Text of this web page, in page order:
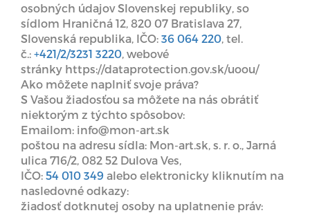
osobných údajov Slovenskej republiky, so
sídlom Hraničná 12, 820 07 Bratislava 27,
Slovenská republika, IČO: 36 064 220, tel.
č.: +421/2/3231 3220, webové
stránky https://dataprotection.gov.sk/uoou/
Ako môžete naplniť svoje práva?
S Vašou žiadosťou sa môžete na nás obrátiť
niektorým z týchto spôsobov:
Emailom: info@mon-art.sk
poštou na adresu sídla: Mon-art.sk, s. r. o., Jarná
ulica 716/2, 082 52 Dulova Ves,
IČO: 54 010 349 alebo elektronicky kliknutím na
nasledovné odkazy:
žiadosť dotknutej osoby na uplatnenie práv: